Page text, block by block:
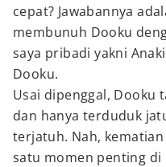
cepat? Jawabannya
membunuh Dooku
saya pribadi yakni
Dooku.
Usai dipenggal, Dooku
dan hanya terduduk
terjatuh. Nah,
satu momen penting di